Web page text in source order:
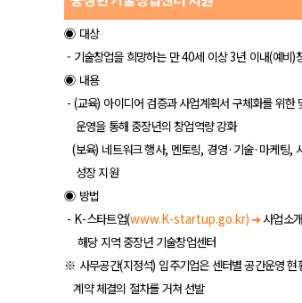
◉ 대상
- 기술창업을 희망하는 만40세 이상3년 이내(예비)
◉ 내용
- (교육) 아이디어 검증과 사업계획서 구체화를 위한
운영을 통해 중장년의 창업역량 강화
(보육) 네트워크 행사, 멘토링, 경영· 기술· 마케팅,
성장 지원
◉ 방법
- K-스타트업(www.K-startup.go.kr)➜사업소
해당 지역 중장년 기술창업센터
※ 사무공간(지정석) 입주기업은 센터별 공간운영
계약 체결의 절차를 거쳐 선발